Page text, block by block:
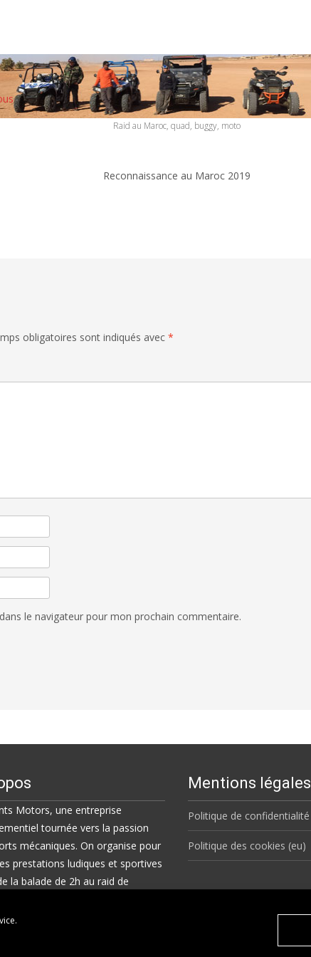
Raid au Maroc, quad, buggy, moto
Reconnaissance au Maroc 2019
obligatoires sont indiqués avec *
le navigateur pour mon prochain commentaire.
Motors, une entreprise
tournée vers la passion
mécaniques. On organise pour
prestations ludiques et sportives
la balade de 2h au raid de
Mentions légales
Politique de confidentialité
Politique des cookies (eu)